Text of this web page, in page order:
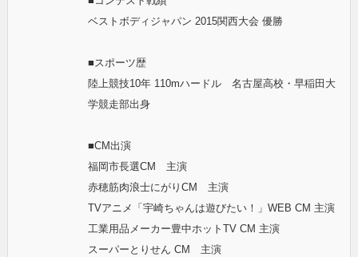
ベストボディジャパン 2015関西大会 優勝
■スポーツ歴
陸上競技10年 110mハードル 名古屋高校・早稲田大
学競走部出身
■CM出演
福岡市長選CM 主演
赤穂筋肉浪士にがりCM 主演
TVアニメ「宇崎ちゃんは遊びたい！」WEB CM 主演
工業用品メーカー豊中ホットTV CM 主演
スーパーとりせん CM 主演